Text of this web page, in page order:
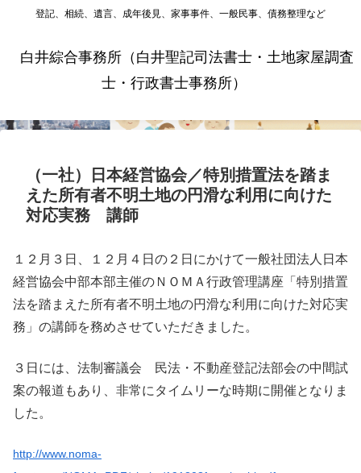
登記、相続、遺言、成年後見、家事事件、一般民事、債務整理など
白井綜合事務所（白井聖記司法書士・土地家屋調査
士・行政書士事務所）
（一社）日本経営協会／特別措置法を踏ま
えた所有者不明土地の円滑な利用に向けた
対応実務 講師
１２月３日、１２月４日の２日にかけて一般社団法人日本
経営協会中部本部主催のＮＯＭＡ行政管理講座「特別措置
法を踏まえた所有者不明土地の円滑な利用に向けた対応実
務」の講師を務めさせていただきました。
３日には、法制審議会 民法・不動産登記法部会の中間試
案の報道もあり、非常にタイムリーな時期に開催となりま
した。
http://www.noma-